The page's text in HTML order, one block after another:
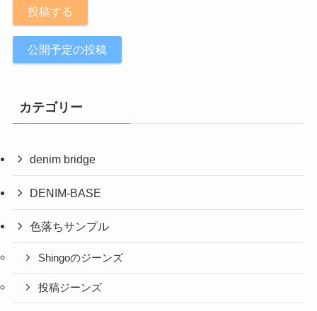
投稿する
公開予定の投稿
カテゴリー
denim bridge
DENIM-BASE
色落ちサンプル
Shingoのジーンズ
投稿ジーンズ